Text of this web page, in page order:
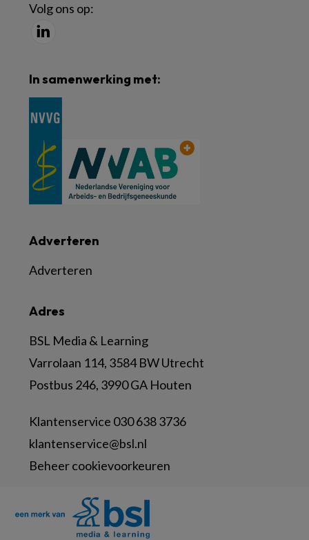
Volg ons op:
Adres
BSL Media & Learning
Varrolaan 114, 3584 BW Utrecht
Postbus 246, 3990 GA Houten
Klantenservice 030 638 3736
klantenservice@bsl.nl
Beheer cookievoorkeuren
Adverteren
Adverteren
In samenwerking met: